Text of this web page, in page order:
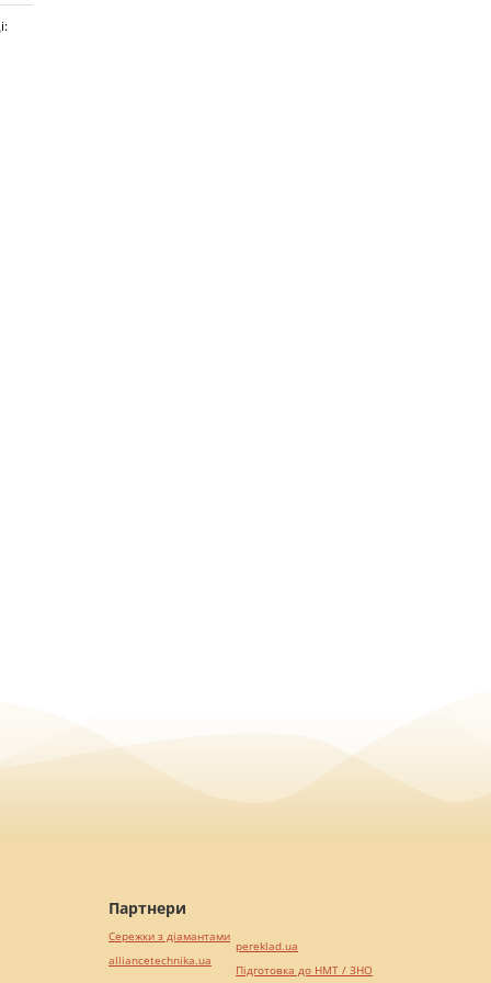
Партнери
Сережки з діамантами
alliancetechnika.ua
pereklad.ua
Підготовка до НМТ / ЗНО